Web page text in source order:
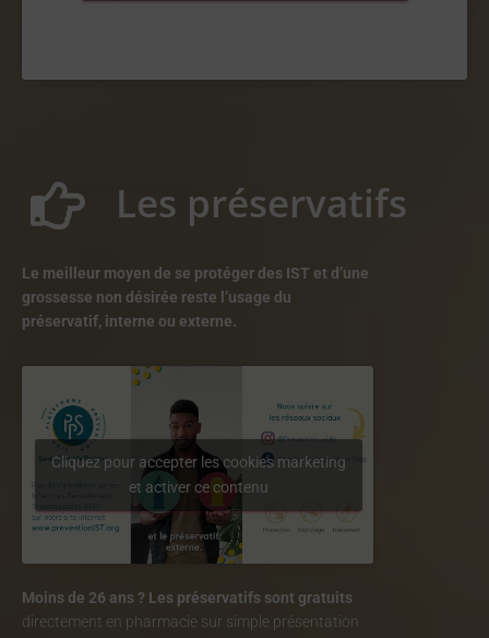
Les préservatifs
Le meilleur moyen de se protéger des IST et d’une
grossesse non désirée reste l’usage du
préservatif, interne ou externe.
Cliquez pour accepter les cookies marketing
et activer ce contenu
Moins de 26 ans ? Les préservatifs sont gratuits
directement en pharmacie sur simple présentation